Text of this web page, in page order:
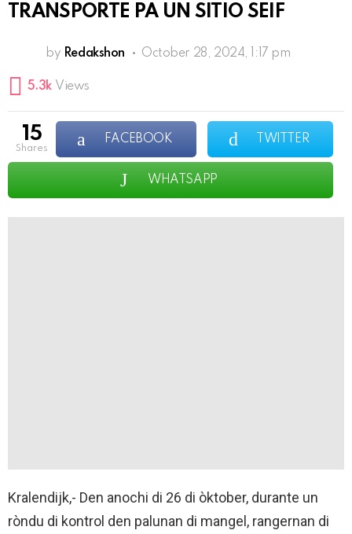
TRANSPORTE PA UN SITIO SEIF
by Redakshon October 28, 2024, 1:17 pm
5.3k Views
15
shares
FACEBOOK TWITTER
WHATSAPP
Kralendijk,- Den anochi di 26 di òktober, durante un
ròndu di kontrol den palunan di mangel, rangernan di